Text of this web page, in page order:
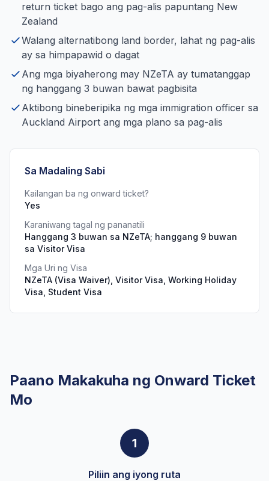
return ticket bago ang pag-alis papuntang New
Zealand
Walang alternatibong land border, lahat ng pag-alis
ay sa himpapawid o dagat
Ang mga biyaherong may NZeTA ay tumatanggap
ng hanggang 3 buwan bawat pagbisita
Aktibong bineberipika ng mga immigration officer sa
Auckland Airport ang mga plano sa pag-alis
Sa Madaling Sabi
Kailangan ba ng onward ticket?
Yes
Karaniwang tagal ng pananatili
Hanggang 3 buwan sa NZeTA; hanggang 9 buwan
sa Visitor Visa
Mga Uri ng Visa
NZeTA (Visa Waiver), Visitor Visa, Working Holiday
Visa, Student Visa
Paano Makakuha ng Onward Ticket
Mo
1
Piliin ang iyong ruta